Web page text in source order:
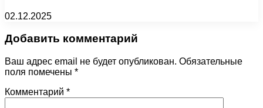
02.12.2025
Добавить комментарий
Ваш адрес email не будет опубликован. Обязательные
поля помечены *
Комментарий *